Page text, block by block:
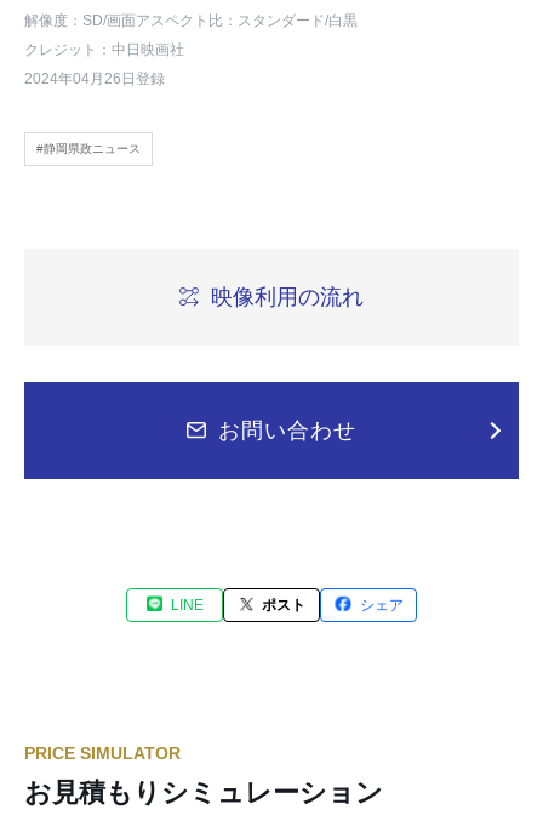
解像度：SD/画面アスペクト比：スタンダード/白黒
クレジット：中日映画社
2024年04月26日登録
#静岡県政ニュース
映像利用の流れ
お問い合わせ
LINE ポスト シェア
PRICE SIMULATOR
お見積もりシミュレーション